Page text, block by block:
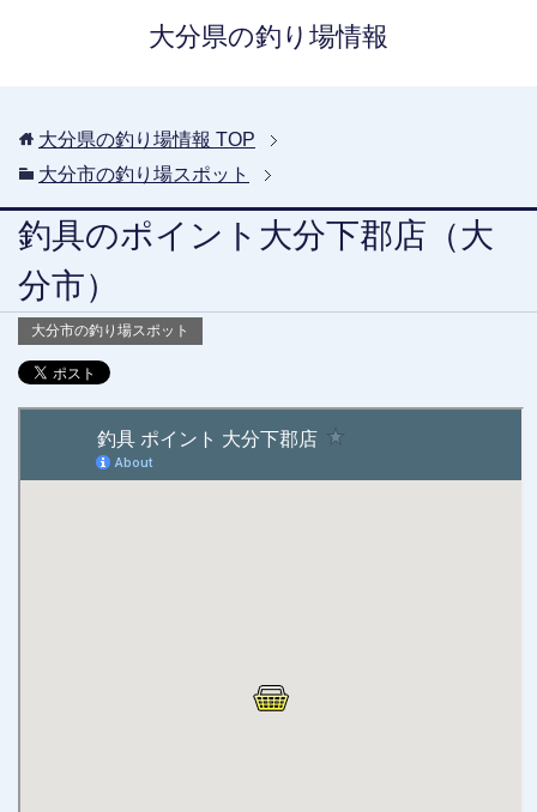
大分県の釣り場情報
大分県の釣り場情報 TOP
大分市の釣り場スポット
釣具のポイント大分下郡店（大
分市）
大分市の釣り場スポット